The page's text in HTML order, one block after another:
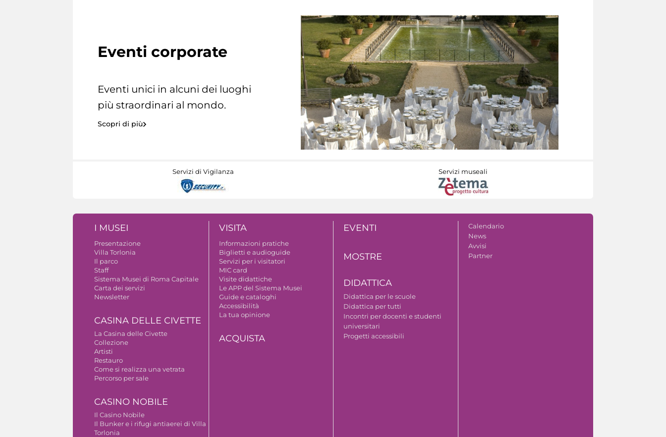
Eventi corporate
Eventi unici in alcuni dei luoghi
più straordinari al mondo.
Scopri di più
Servizi di Vigilanza Servizi museali
I MUSEI
Presentazione
Villa Torlonia
Il parco
Staff
Sistema Musei di Roma Capitale
Carta dei servizi
Newsletter
CASINA DELLE CIVETTE
La Casina delle Civette
Collezione
Artisti
Restauro
Come si realizza una vetrata
Percorso per sale
CASINO NOBILE
Il Casino Nobile
Il Bunker e i rifugi antiaerei di Villa
Torlonia
VISITA
Informazioni pratiche
Biglietti e audioguide
Servizi per i visitatori
MIC card
Visite didattiche
Le APP del Sistema Musei
Guide e cataloghi
Accessibilità
La tua opinione
ACQUISTA
EVENTI
MOSTRE
DIDATTICA
Didattica per le scuole
Didattica per tutti
Incontri per docenti e studenti
universitari
Progetti accessibili
Calendario
News
Avvisi
Partner